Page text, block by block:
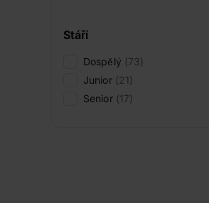
Stáří
Dospělý (73)
Junior (21)
Senior (17)